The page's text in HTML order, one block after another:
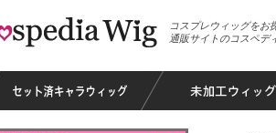
コスプレウィッグをお
通販サイトのコスペデ